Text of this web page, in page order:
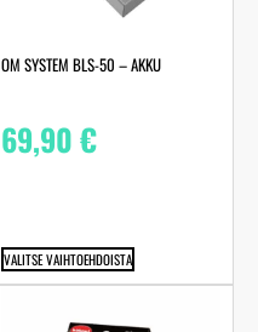
OM SYSTEM BLS-50 – AKKU
69,90€
VALITSE VAIHTOEHDOISTA